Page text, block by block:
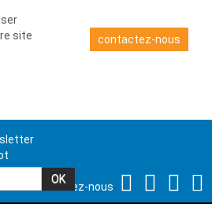
site
contactez-nous
Suivez-nous